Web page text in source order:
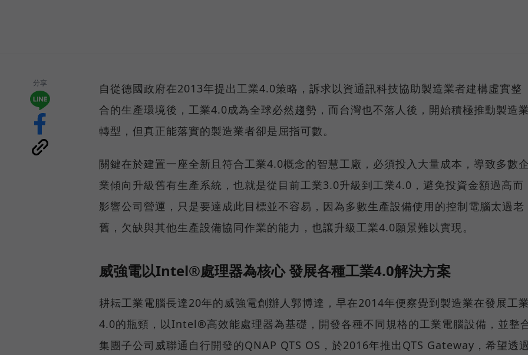
分享
自從德國政府在2013年提出工業4.0策略，訴求以資通訊科技協助製造業者建構虛實整
合的生產環境後，工業4.0成為全球必然趨勢，而台灣也不落人後，開始積極推動製造
轉型，但真正能落實的製造業者卻是屈指可數。
關鍵在於建置一座全新且符合工業4.0概念的智慧工廠，必須投入大量成本，導致多數
業傾向升級舊有生產系統，也就是從目前工業3.0升級到工業4.0，避免投資金額過高而
影響公司營運，只是要達成此目標並不容易，因為多數生產設備使用的控制電腦太過老
舊，欠缺與其他生產設備協同作業的能力，也讓升級工業4.0願景難以實現。
威強電以Intel®處理器為核心 發展各種工業4.0解決方案
耕耘工業電腦長達20年的威強電創辦人郭博達，早在2014年便察覺到製造業在發展工
4.0的瓶頸，以Intel®高效能處理器為基礎，開發各種不同規格的工業電腦設備，並整
集團子公司威聯通自行開發的QNAP QTS OS，於2016年推出QTS Gateway，希望透